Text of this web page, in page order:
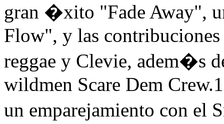
gran �xito "Fade Away",
Flow", y las contribuciones
reggae y Clevie, adem�s
wildmen Scare Dem
un emparejamiento con el